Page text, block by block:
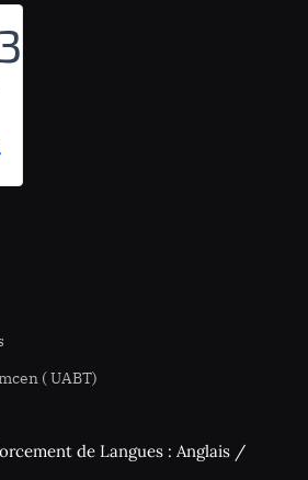
( UABT)
de Langues : Anglais /